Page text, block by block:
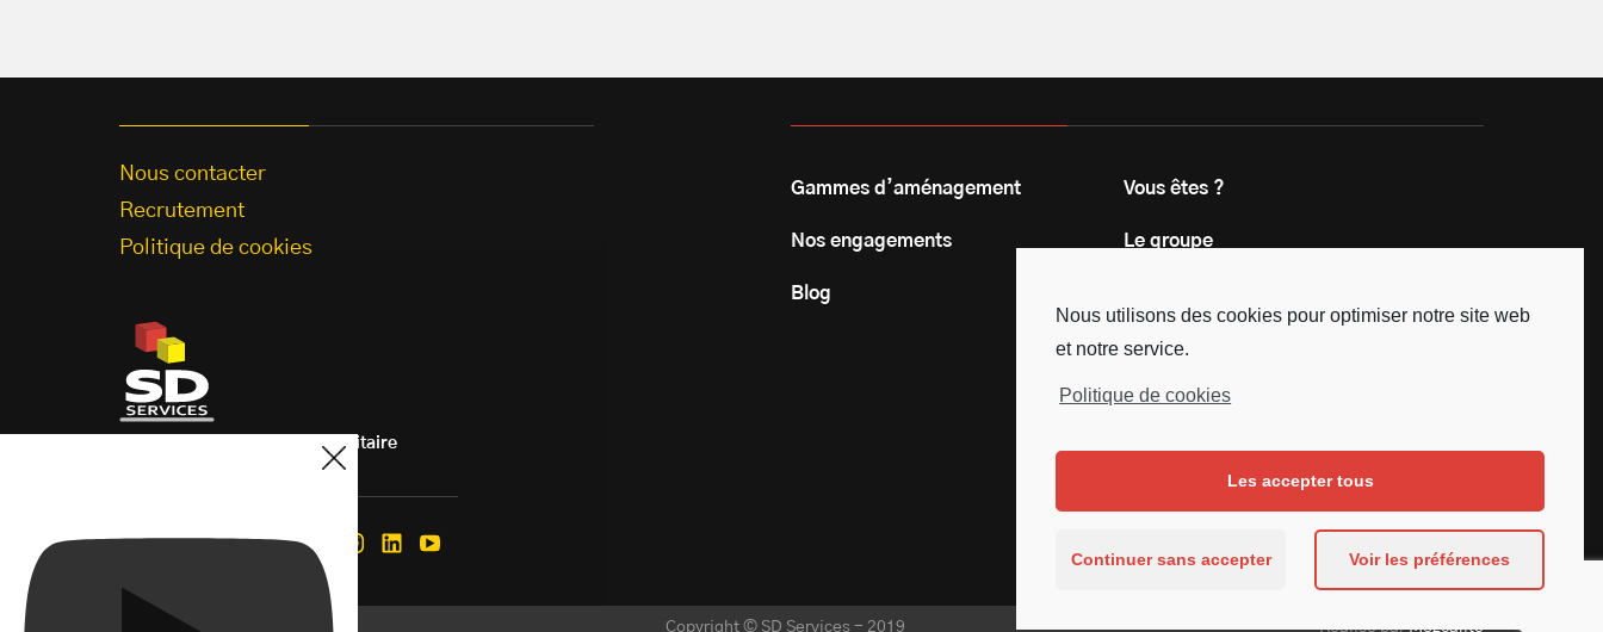
Nous utilisons des cookies pour optimiser notre site web
et notre service.
Politique de cookies
Les accepter tous
Continuer sans accepter Voir les préférences
Nous contacter
Recrutement
Politique de cookies
Aménagement de véhicule utilitaire
Gammes d’aménagement Vous êtes ?
Nos engagements Le groupe
Blog
Nous suivre
Facebook
Mentions légales Copyright © SD Services - 2019 Réalisé parMezcalito